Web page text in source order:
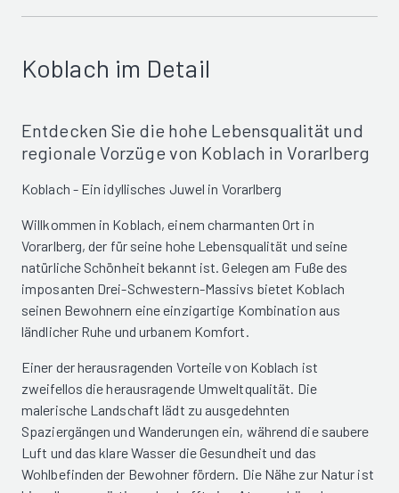
Koblach im Detail
Entdecken Sie die hohe Lebensqualität und
regionale Vorzüge von Koblach in Vorarlberg
Koblach - Ein idyllisches Juwel in Vorarlberg
Willkommen in Koblach, einem charmanten Ort in
Vorarlberg, der für seine hohe Lebensqualität und seine
natürliche Schönheit bekannt ist. Gelegen am Fuße des
imposanten Drei-Schwestern-Massivs bietet Koblach
seinen Bewohnern eine einzigartige Kombination aus
ländlicher Ruhe und urbanem Komfort.
Einer der herausragenden Vorteile von Koblach ist
zweifellos die herausragende Umweltqualität. Die
malerische Landschaft lädt zu ausgedehnten
Spaziergängen und Wanderungen ein, während die saubere
Luft und das klare Wasser die Gesundheit und das
Wohlbefinden der Bewohner fördern. Die Nähe zur Natur ist